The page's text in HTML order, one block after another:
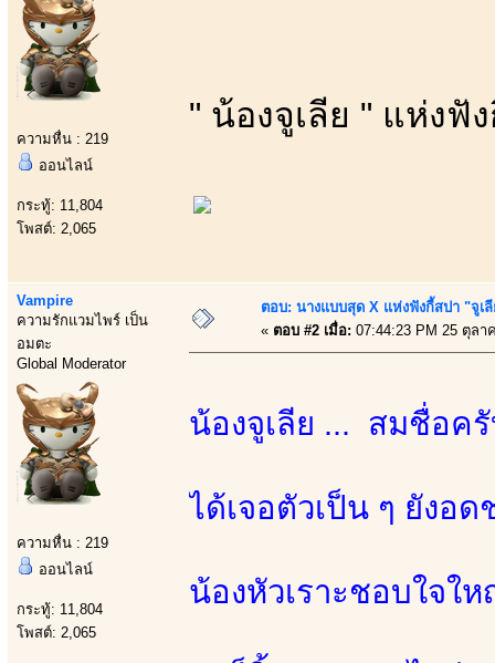
ความหื่น : 219
ออนไลน์
กระทู้: 11,804
โพสต์: 2,065
" น้องจูเลีย " แห่งฟั
Vampire
ความรักแวมไพร์ เป็น
อมตะ
Global Moderator
ความหื่น : 219
ออนไลน์
กระทู้: 11,804
โพสต์: 2,065
ตอบ: นางแบบสุด X แห่งฟังกี้สปา "จูเ
« ตอบ #2 เมื่อ: 07:44:23 PM 25 ตุลา
น้องจูเลีย ... สมชื่อค
ได้เจอตัวเป็น ๆ ยังอ
น้องหัวเราะชอบใจใ